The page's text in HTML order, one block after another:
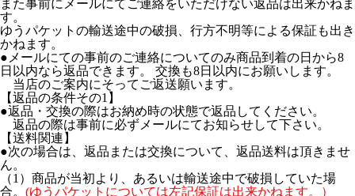
また事前にメールにてご連絡をいただけない返品は出来かねま
す。
ゆうパケットの輸送途中の破損、行方不明等による保証も出き
かねます。
●メールにての事前のご連絡についてのみ商品到着の日から8
日以内なら返品できます。 交換も8日以内にお願いします。
当店のご案内にそってご返送願います。
【返品の条件その1】
●返品・交換の際はお納め時の状態で返品してください。
返品の際は事前に必ずメールにてお知らせして下さい。
【送料関連】
●次の場合は、返品または交換について、返品送料は頂きませ
ん。
（1）商品が当初より、あるいは輸送途中で破損していた場
合。 (ゆうパケットについては左記保証は出来かねます。）